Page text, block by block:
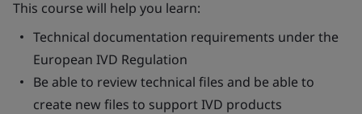
This course will help you learn:
Technical documentation requirements under the
European IVD Regulation
Be able to review technical files and be able to
create new files to support IVD products